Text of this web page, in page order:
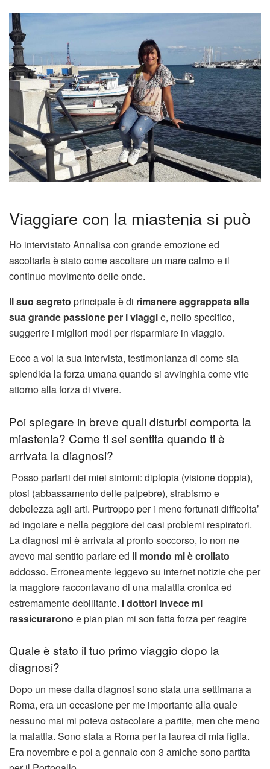
Viaggiare con la miastenia si può
Ho intervistato Annalisa con grande emozione ed
ascoltarla è stato come ascoltare un mare calmo e il
continuo movimento delle onde.
Il suo segreto principale è di rimanere aggrappata alla
sua grande passione per i viaggie, nello specifico,
suggerire i migliori modi per risparmiare in viaggio.
Ecco a voi la sua intervista, testimonianza di come sia
splendida la forza umana quando si avvinghia come vite
attorno alla forza di vivere.
Poi spiegare in breve quali disturbi comporta la
miastenia? Come ti sei sentita quando ti è
arrivata la diagnosi?
Posso parlarti dei miei sintomi: diplopia (visione doppia),
ptosi (abbassamento delle palpebre), strabismo e
debolezza agli arti. Purtroppo per i meno fortunati difficolta’
ad ingoiare e nella peggiore dei casi problemi respiratori.
La diagnosi mi è arrivata al pronto soccorso, io non ne
avevo mai sentito parlare ed il mondo mi è crollato
addosso. Erroneamente leggevo su internet notizie che per
la maggiore raccontavano di una malattia cronica ed
estremamente debilitante. I dottori invece mi
rassicurarono e pian pian mi son fatta forza per reagire
Quale è stato il tuo primo viaggio dopo la
diagnosi?
Dopo un mese dalla diagnosi sono stata una settimana a
Roma, era un occasione per me importante alla quale
nessuno mai mi poteva ostacolare a partite, men che meno
la malattia. Sono stata a Roma per la laurea di mia figlia.
Era novembre e poi a gennaio con 3 amiche sono partita